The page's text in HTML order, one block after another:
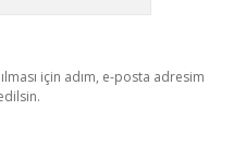
için adım, e-posta adresim